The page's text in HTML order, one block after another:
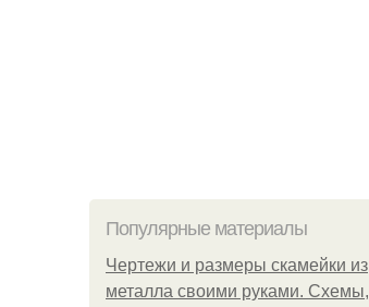
Популярные материалы
Чертежи и размеры скамейки из
металла своими руками. Схемы,